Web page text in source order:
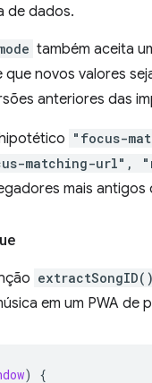
de dados.
também aceita
novos valores
anteriores das
"focus-
matching-url",
mais
extractSongID()
em um PWA de
)
{